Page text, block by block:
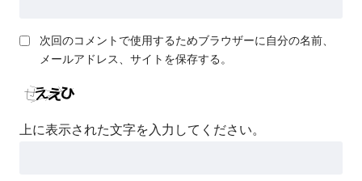
次回のコメントで使用するためブラウザーに自分の名前、
メールアドレス、サイトを保存する。
上に表示された文字を入力してください。